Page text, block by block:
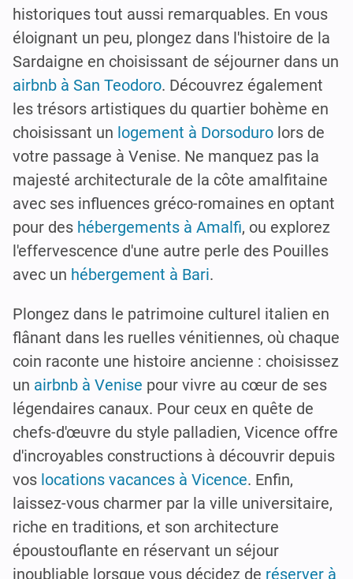
historiques tout aussi remarquables. En vous
éloignant un peu, plongez dans l'histoire de la
Sardaigne en choisissant de séjourner dans un
airbnb à San Teodoro. Découvrez également
les trésors artistiques du quartier bohème en
choisissant un logement à Dorsoduro lors de
votre passage à Venise. Ne manquez pas la
majesté architecturale de la côte amalfitaine
avec ses influences gréco-romaines en optant
pour des hébergements à Amalfi, ou explorez
l'effervescence d'une autre perle des Pouilles
avec un hébergement à Bari.
Plongez dans le patrimoine culturel italien en
flânant dans les ruelles vénitiennes, où chaque
coin raconte une histoire ancienne : choisissez
un airbnb à Venise pour vivre au cœur de ses
légendaires canaux. Pour ceux en quête de
chefs-d'œuvre du style palladien, Vicence offre
d'incroyables constructions à découvrir depuis
vos locations vacances à Vicence. Enfin,
laissez-vous charmer par la ville universitaire,
riche en traditions, et son architecture
époustouflante en réservant un séjour
inoubliable lorsque vous décidez de réserver à